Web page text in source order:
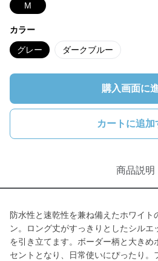
M
カラー
グレー ダークブルー
購入画面に
カートに追加
商品説明
防水性と速乾性を兼ね備えたホワイト
ン。ロング丈がすっきりとしたシルエ
を引き立てます。ボーダー柄と大きめ
セントとなり、日常使いにぴったり。